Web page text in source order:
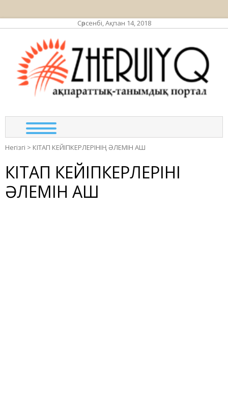
Сәрсенбі, Ақпан 14, 2018
Негізгі > КІТАП КЕЙІПКЕРЛЕРІНІҢ ӘЛЕМІН АШ
КІТАП КЕЙІПКЕРЛЕРІНІҢ
ӘЛЕМІН АШ